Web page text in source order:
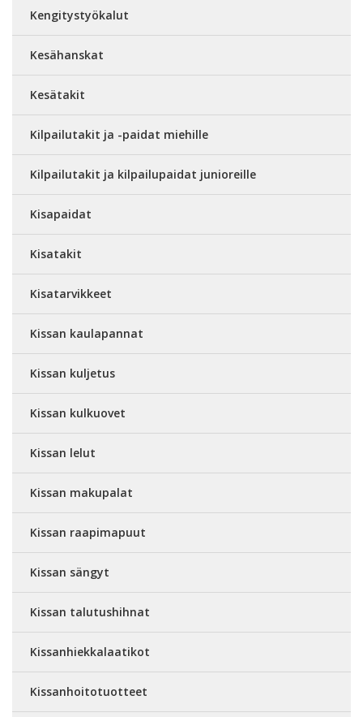
Kengitystyökalut
Kesähanskat
Kesätakit
Kilpailutakit ja -paidat miehille
Kilpailutakit ja kilpailupaidat junioreille
Kisapaidat
Kisatakit
Kisatarvikkeet
Kissan kaulapannat
Kissan kuljetus
Kissan kulkuovet
Kissan lelut
Kissan makupalat
Kissan raapimapuut
Kissan sängyt
Kissan talutushihnat
Kissanhiekkalaatikot
Kissanhoitotuotteet